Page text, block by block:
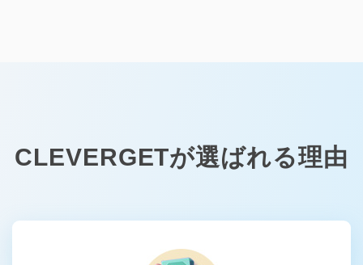
CLEVERGETが選ばれる理由